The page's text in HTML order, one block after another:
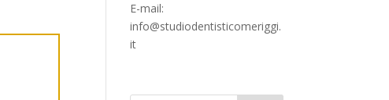
E-mail:
info@studiodentisticomeriggi.
it